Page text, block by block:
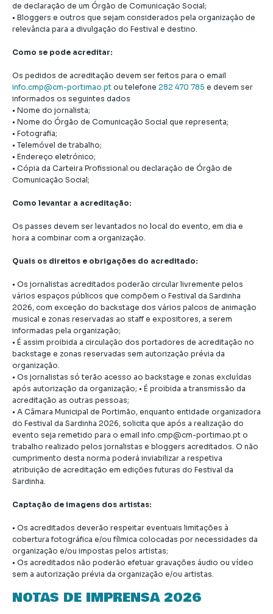
de declaração de um Órgão de Comunicação Social;
• Bloggers e outros que sejam considerados pela organização de
relevância para a divulgação do Festival e destino.
Como se pode acreditar:
Os pedidos de acreditação devem ser feitos para o email
info.cmp@cm-portimao.pt ou telefone 282 470 785 e devem ser
informados os seguintes dados
• Nome do jornalista;
• Nome do Órgão de Comunicação Social que representa;
• Fotografia;
• Telemóvel de trabalho;
• Endereço eletrónico;
• Cópia da Carteira Profissional ou declaração de Órgão de
Comunicação Social;
Como levantar a acreditação:
Os passes devem ser levantados no local do evento, em dia e
hora a combinar com a organização.
Quais os direitos e obrigações do acreditado:
• Os jornalistas acreditados poderão circular livremente pelos
vários espaços públicos que compõem o Festival da Sardinha
2026, com exceção do backstage dos vários palcos de animação
musical e zonas reservadas ao staff e expositores, a serem
informadas pela organização;
• É assim proibida a circulação dos portadores de acreditação no
backstage e zonas reservadas sem autorização prévia da
organização.
• Os jornalistas só terão acesso ao backstage e zonas excluídas
após autorização da organização; • É proibida a transmissão da
acreditação as outras pessoas;
• A Câmara Municipal de Portimão, enquanto entidade organizadora
do Festival da Sardinha 2026, solicita que após a realização do
evento seja remetido para o email info.cmp@cm-portimao.pt o
trabalho realizado pelos jornalistas e bloggers acreditados. O não
cumprimento desta norma poderá inviabilizar a respetiva
atribuição de acreditação em edições futuras do Festival da
Sardinha.
Captação de imagens dos artistas:
• Os acreditados deverão respeitar eventuais limitações à
cobertura fotográfica e/ou fílmica colocadas por necessidades da
organização e/ou impostas pelos artistas;
• Os acreditados não poderão efetuar gravações áudio ou vídeo
sem a autorização prévia da organização e/ou artistas.
NOTAS DE IMPRENSA 2026